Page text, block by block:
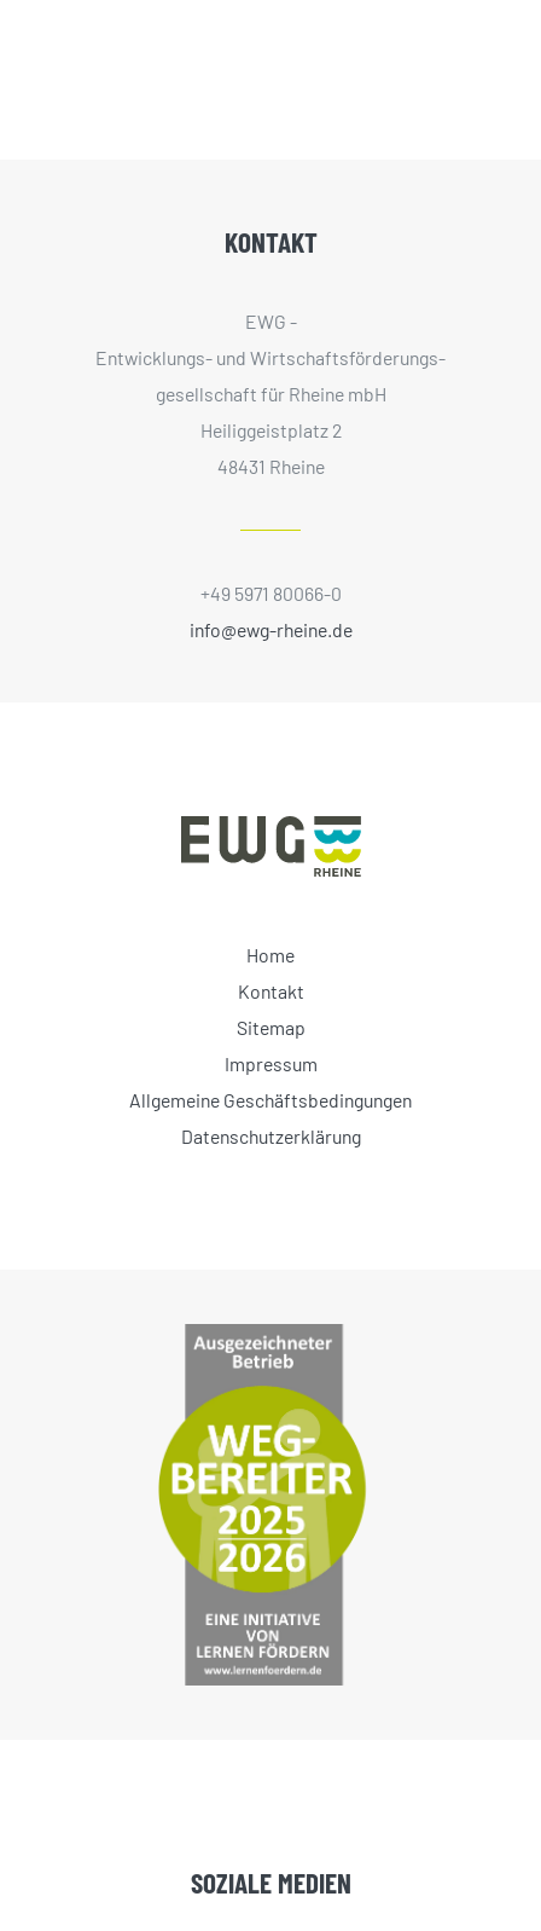
KONTAKT
EWG -
Entwicklungs- und Wirtschaftsförderungs­
gesellschaft für Rheine mbH
Heiliggeistplatz 2
48431 Rheine
+49 5971 80066-0
info@ewg-rheine.de
Home
Kontakt
Sitemap
Impressum
Allgemeine Geschäftsbedingungen
Datenschutzerklärung
SOZIALE MEDIEN